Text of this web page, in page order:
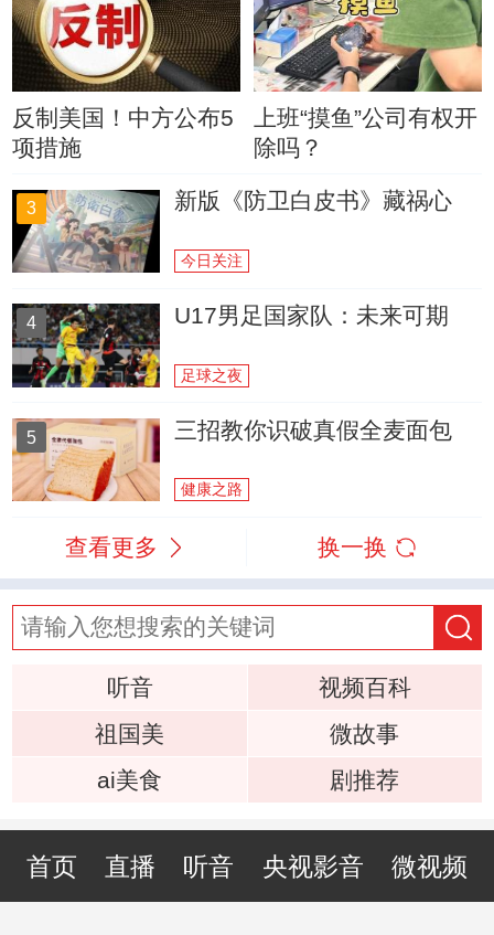
反制美国！中方公布5
项措施
上班“摸鱼”公司有权开
除吗？
3 新版《防卫白皮书》藏祸心
今日关注
4 U17男足国家队：未来可期
足球之夜
5 三招教你识破真假全麦面包
健康之路
查看更多 换一换
听音
视频百科
祖国美
微故事
ai美食
剧推荐
首页 直播 听音 央视影音 微视频